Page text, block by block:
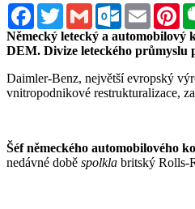
FacebookTwitterGmail Outlook.com
Email
Německý letecký a automobilový
DEM. Divize leteckého průmyslu
Daimler-Benz, největší evropský
vnitropodnikové restrukturalizace,
Šéf německého automobilového
nedávné době spolkla britský Rolls-